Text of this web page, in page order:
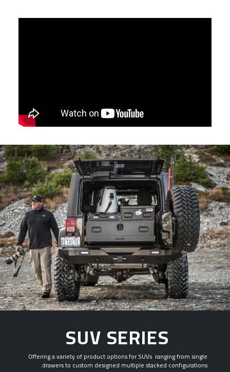
المنفذ
SUV SERIES
Offering a variety of product options for SUVs ranging from single
drawers to custom designed multiple stacked configurations.